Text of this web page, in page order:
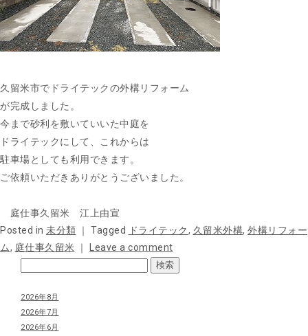
久留米市でドライテックの外構リフォーム
が完成しました。
今まで砂利を敷いていいた中庭を
ドライテックにして、これからは
駐車場としても利用できます。
ご依頼いただきありがとうございました。
庭仕事久留米 江上由宣
Posted in 未分類 ｜ Tagged ドライテック, 久留米外構, 外構リフォー
ム, 庭仕事久留米 ｜ Leave a comment
2026年8月
2026年7月
2026年6月